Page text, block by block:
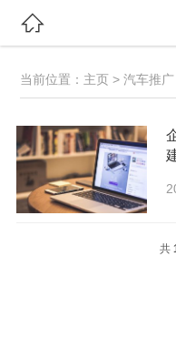

当前位置： 主页 > 汽车推广
共